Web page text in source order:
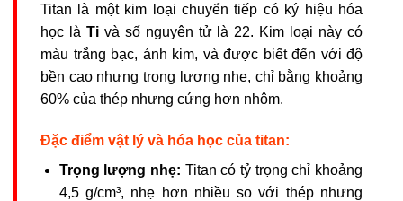
Titan là một kim loại chuyển tiếp có ký hiệu hóa
học là Tivà số nguyên tử là 22. Kim loại này có
màu trắng bạc, ánh kim, và được biết đến với độ
bền cao nhưng trọng lượng nhẹ, chỉ bằng khoảng
60% của thép nhưng cứng hơn nhôm.
Đặc điểm vật lý và hóa học của titan:
Trọng lượng nhẹ: Titan có tỷ trọng chỉ khoảng
4,5 g/cm³, nhẹ hơn nhiều so với thép nhưng